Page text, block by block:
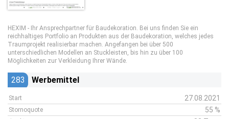
HEXIM - Ihr Ansprechpartner für Baudekoration. Bei uns finden Sie ein
reichhaltiges Portfolio an Produkten aus der Baudekoration, welches jedes
Traumprojekt realisierbar machen. Angefangen bei über 500
unterschiedlichen Modellen an Stuckleisten, bis hin zu über 100
Möglichkeiten zur Verkleidung Ihrer Wände.
283 Werbemittel
Start 27.08.2021
Stornoquote 55 %